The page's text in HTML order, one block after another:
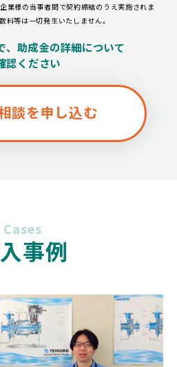
業様の当事者間で契約締結のうえ実施されま
料等は一切発生いたしません。
、助成金の詳細について
認ください
談を申し込む
Cases
事例